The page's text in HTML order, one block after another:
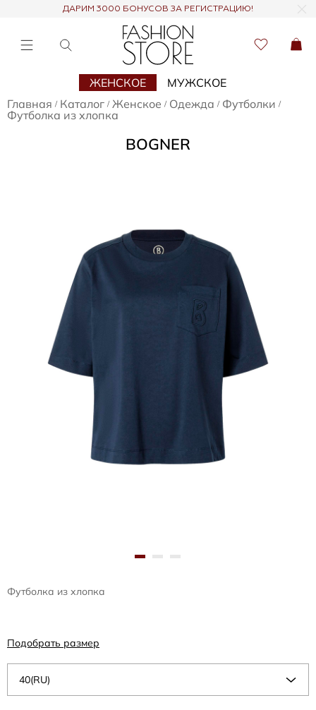
ДАРИМ 3000 БОНУСОВ ЗА РЕГИСТРАЦИЮ!
ЖЕНСКОЕ
МУЖСКОЕ
Главная / Каталог / Женское / Одежда / Футболки /
Футболка из хлопка
BOGNER
Футболка из хлопка
40(RU)
Подобрать размер